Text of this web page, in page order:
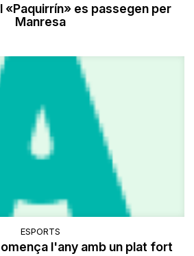
«Paquirrín» es passegen per
Manresa
ESPORTS
l'any amb un plat fort